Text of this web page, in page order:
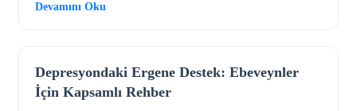
Devamını Oku
Depresyondaki Ergene Destek: Ebeveynler
İçin Kapsamlı Rehber